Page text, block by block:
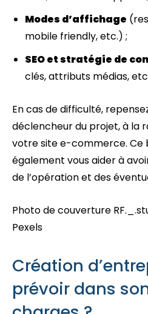
Modes d’affichage
mobile friendly, etc.) ;
SEO et stratégie de
clés, attributs médias,
En cas de difficulté,
déclencheur du projet, à la
votre site e-commerce. Ce
également vous aider à
de l’opération et des
Photo de couverture
Pexels
Création
prévoir dans